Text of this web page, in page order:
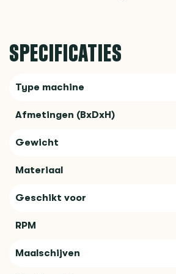
SPECIFICATIES
Type machine
Afmetingen (BxDxH)
Gewicht
Materiaal
Geschikt voor
RPM
Maalschijven